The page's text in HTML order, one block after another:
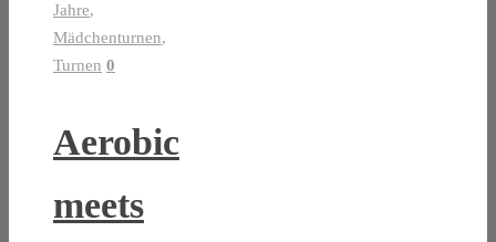
Jahre,
Mädchenturnen,
Turnen 0
Aerobic
meets